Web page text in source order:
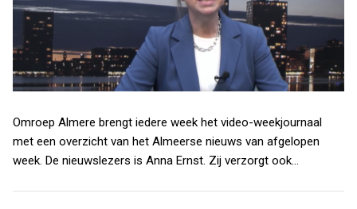
Omroep Almere brengt iedere week het video-weekjournaal
met een overzicht van het Almeerse nieuws van afgelopen
week. De nieuwslezers is Anna Ernst. Zij verzorgt ook…